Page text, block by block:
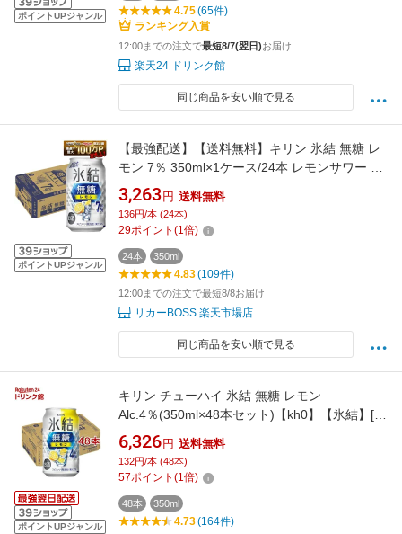
ポイントUPジャンル 4.75(65件)
ランキング入賞
12:00までの注文で最短8/7(翌日)お届け
楽天24 ドリンク館
同じ商品を安い順で見る
ポイントUPジャンル
【最強配送】【送料無料】キリン 氷結 無糖 レ
モン 7％ 350ml×1ケース/24本 レモンサワー チ
ューハイ YTR
3,263 円 送料無料
136円/本 (24本)
29ポイント (1倍)
24本 350ml
4.83(109件)
12:00までの注文で最短8/8お届け
リカーBOSS 楽天市場店
同じ商品を安い順で見る
ポイントUPジャンル
キリン チューハイ 氷結 無糖 レモン
Alc.4％(350ml×48本セット)【kh0】【氷結】[レ
モンサワー]
6,326 円 送料無料
132円/本 (48本)
57ポイント (1倍)
48本 350ml
4.73(164件)